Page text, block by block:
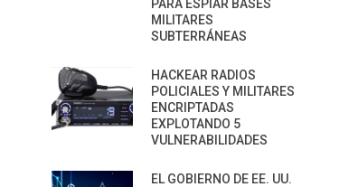
PARA ESPIAR BASES
MILITARES
SUBTERRÁNEAS
HACKEAR RADIOS
POLICIALES Y MILITARES
ENCRIPTADAS
EXPLOTANDO 5
VULNERABILIDADES
EL GOBIERNO DE EE. UU.